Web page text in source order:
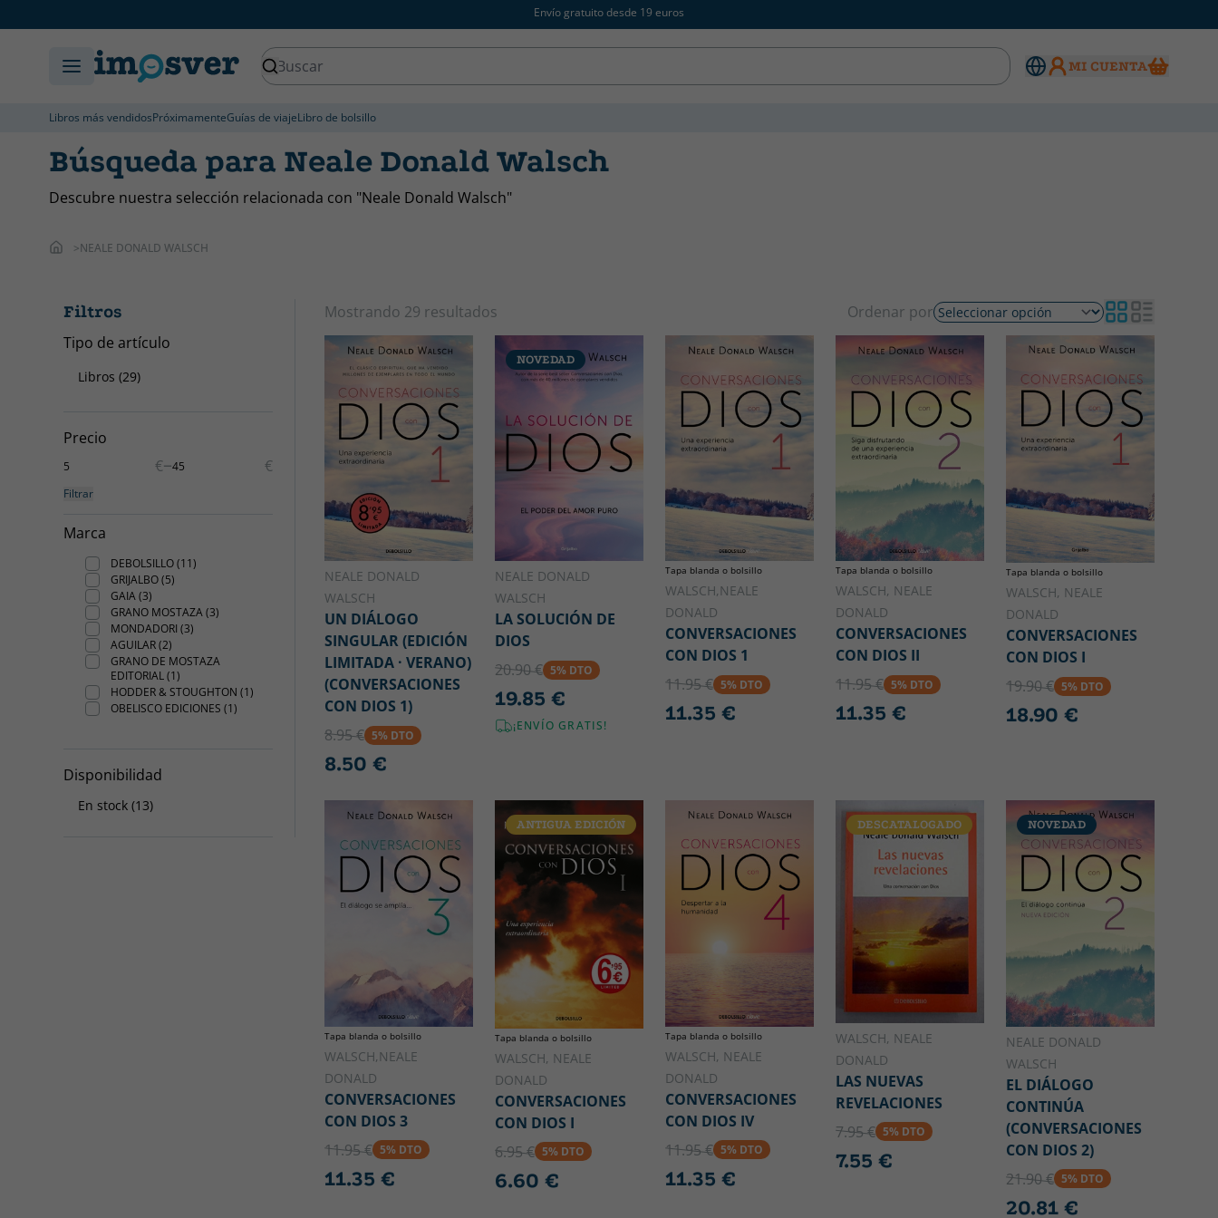
Envío gratuito desde 19 euros
MI CUENTA
Libros más vendidosPróximamenteGuías de viajeLibro de bolsillo
Búsqueda para Neale Donald Walsch
Descubre nuestra selección relacionada con "Neale Donald Walsch"
NEALE DONALD WALSCH
Filtros
Tipo de artículo
Libros (29)
Precio
€– €
Filtrar
Marca
DEBOLSILLO (11)
GRIJALBO (5)
GAIA (3)
GRANO MOSTAZA (3)
MONDADORI (3)
AGUILAR (2)
GRANO DE MOSTAZA
EDITORIAL (1)
HODDER & STOUGHTON (1)
OBELISCO EDICIONES (1)
Disponibilidad
En stock (13)
Mostrando 29 resultados Ordenar por
NEALE DONALD
WALSCH
UN DIÁLOGO
SINGULAR (EDICIÓN
LIMITADA · VERANO)
(CONVERSACIONES
CON DIOS 1)
8.95 € 5% DTO
8.50 €
NOVEDAD
NEALE DONALD
WALSCH
LA SOLUCIÓN DE
DIOS
20.90 € 5% DTO
19.85 €
¡ENVÍO GRATIS!
Tapa blanda o bolsillo
WALSCH,NEALE
DONALD
CONVERSACIONES
CON DIOS 1
11.95 € 5% DTO
11.35 €
Tapa blanda o bolsillo
WALSCH, NEALE
DONALD
CONVERSACIONES
CON DIOS II
11.95 € 5% DTO
11.35 €
Tapa blanda o bolsillo
WALSCH, NEALE
DONALD
CONVERSACIONES
CON DIOS I
19.90 € 5% DTO
18.90 €
Tapa blanda o bolsillo
WALSCH,NEALE
DONALD
CONVERSACIONES
CON DIOS 3
11.95 € 5% DTO
11.35 €
ANTIGUA EDICIÓN
Tapa blanda o bolsillo
WALSCH, NEALE
DONALD
CONVERSACIONES
CON DIOS I
6.95 € 5% DTO
6.60 €
Tapa blanda o bolsillo
WALSCH, NEALE
DONALD
CONVERSACIONES
CON DIOS IV
11.95 € 5% DTO
11.35 €
DESCATALOGADO
WALSCH, NEALE
DONALD
LAS NUEVAS
REVELACIONES
7.95 € 5% DTO
7.55 €
NOVEDAD
NEALE DONALD
WALSCH
EL DIÁLOGO
CONTINÚA
(CONVERSACIONES
CON DIOS 2)
21.90 € 5% DTO
20.81 €